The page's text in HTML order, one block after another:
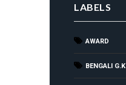
LABELS
AWARD
BENGALI